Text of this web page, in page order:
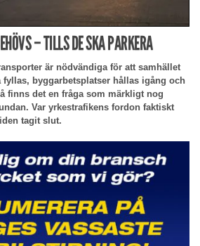
– TILLS DE SKA PARKERA
är nödvändiga för att samhället
fyllas, byggarbetsplatser hållas igång och
finns det en fråga som märkligt nog
Var yrkestrafikens fordon faktiskt
tagit slut.